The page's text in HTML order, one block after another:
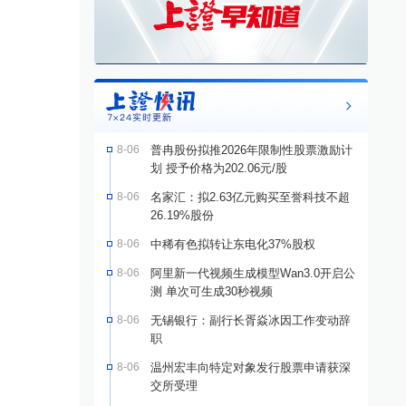
8-06
普冉股份拟推2026年限制性股票激励计
划 授予价格为202.06元/股
8-06
名家汇：拟2.63亿元购买至誉科技不超
26.19%股份
8-06 中稀有色拟转让东电化37%股权
8-06
阿里新一代视频生成模型Wan3.0开启公
测 单次可生成30秒视频
8-06
无锡银行：副行长胥焱冰因工作变动辞
职
8-06
温州宏丰向特定对象发行股票申请获深
交所受理